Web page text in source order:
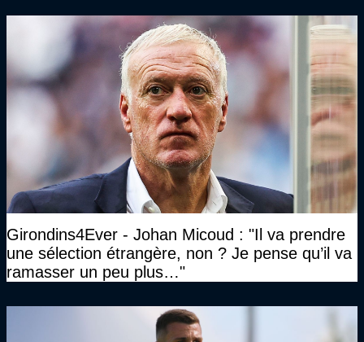
Girondins4Ever - Johan Micoud : "Il va prendre
une sélection étrangère, non ? Je pense qu’il va
ramasser un peu plus…"